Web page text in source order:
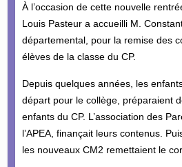
À l’occasion de cette nouvelle
Louis Pasteur a accueilli M.
départemental, pour la remise des
élèves de la classe du CP.
Depuis quelques années, les
départ pour le collège, préparaient
enfants du CP. L’association des
l’APEA, finançait leurs contenus.
les nouveaux CM2 remettaient le